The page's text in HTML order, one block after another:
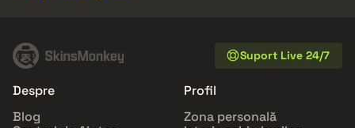
Suport Live 24/7
Despre
Blog
Profil
Zona personală